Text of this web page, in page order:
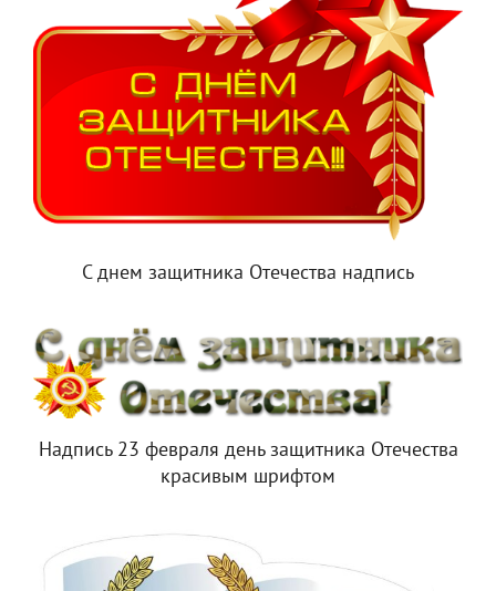
С днем защитника Отечества надпись
Надпись 23 февраля день защитника Отечества
красивым шрифтом